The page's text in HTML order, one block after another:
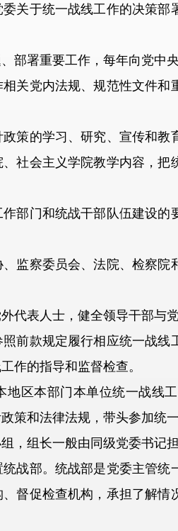
于统一战线工作的决策部
署重要工作，每年向党中央
党内法规、规范性文件和
的学习、研究、宣传和教
社会主义学院教学内容，
门和统战干部队伍建设的
察委员会、法院、检察院
表人士，健全领导干部与党
款规定履行相应统一战线
作的指导和监督检查。
本部门本单位统一战线
策和法律法规，带头参加统
组长一般由同级党委书记担
部。统战部是党委主管统
督促检查机构，承担了解